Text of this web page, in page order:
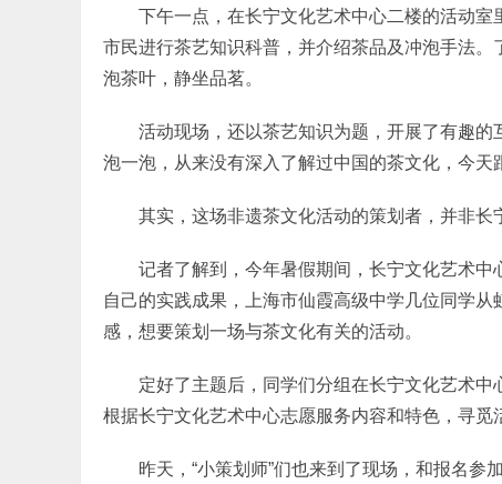
下午一点，在长宁文化艺术中心二楼的活动
市民进行茶艺知识科普，并介绍茶品及冲泡手法
泡茶叶，静坐品茗。
活动现场，还以茶艺知识为题，开展了有趣
泡一泡，从来没有深入了解过中国的茶文化，今
其实，这场非遗茶文化活动的策划者，并非长
记者了解到，今年暑假期间，长宁文化艺术
自己的实践成果，上海市仙霞高级中学几位同学从
感，想要策划一场与茶文化有关的活动。
定好了主题后，同学们分组在长宁文化艺术
根据长宁文化艺术中心志愿服务内容和特色，寻觅
昨天，“小策划师”们也来到了现场，和报名参